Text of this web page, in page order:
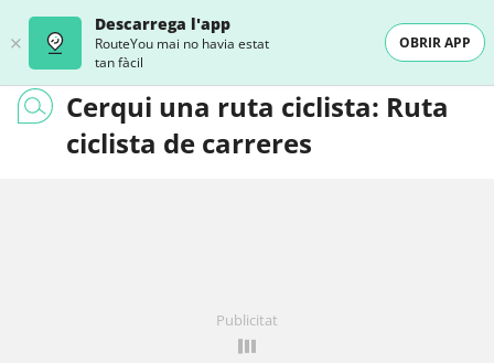
Descarrega l'app
RouteYou mai no havia estat
tan fàcil
OBRIR APP
Cerqui una ruta ciclista: Ruta
ciclista de carreres
Publicitat